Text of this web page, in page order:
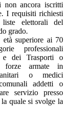
non ancora iscritti
I requisiti richiesti
liste elettorali del
grado.
superiore ai 70
professionali
e dei Trasporti o
forze armate in
o medici
addetti o
servizio presso
quale si svolge la